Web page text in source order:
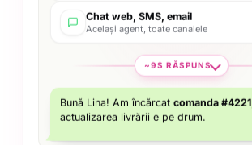
Chat web, SMS, email
Același agent, toate canalele
~9S RĂSPUNS
Bună Lina! Am încărcat comanda #4221
actualizarea livrării e pe drum.